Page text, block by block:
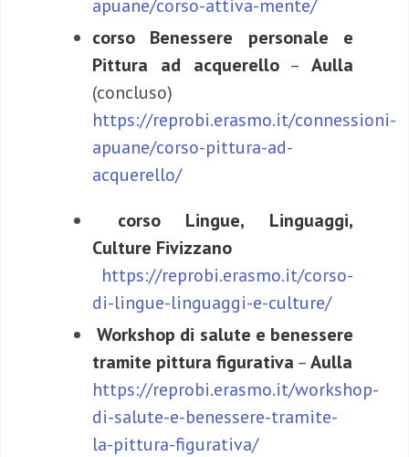
apuane/corso-attiva-mente/
corso Benessere personale e
Pittura ad acquerello– Aulla
(concluso)
https://reprobi.erasmo.it/connessioni-
apuane/corso-pittura-ad-
acquerello/
corso
Lingue, Linguaggi,
Culture Fivizzano
https://reprobi.erasmo.it/corso-
di-lingue-linguaggi-e-culture/
Workshop di salute e benessere
tramite pittura figurativa –Aulla
https://reprobi.erasmo.it/workshop-
di-salute-e-benessere-tramite-
la-pittura-figurativa/